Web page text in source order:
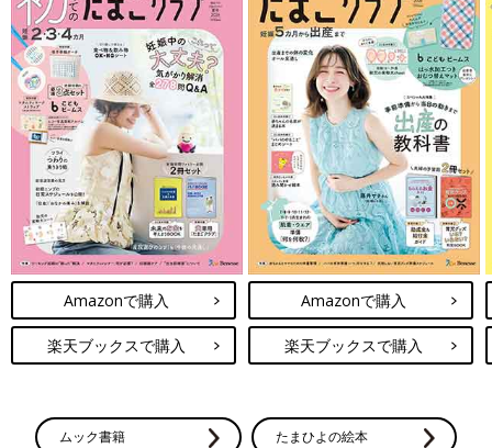
Amazonで購入
楽天ブックスで購入
Amazonで購入
楽天ブックスで購入
ムック書籍 たまひよの絵本